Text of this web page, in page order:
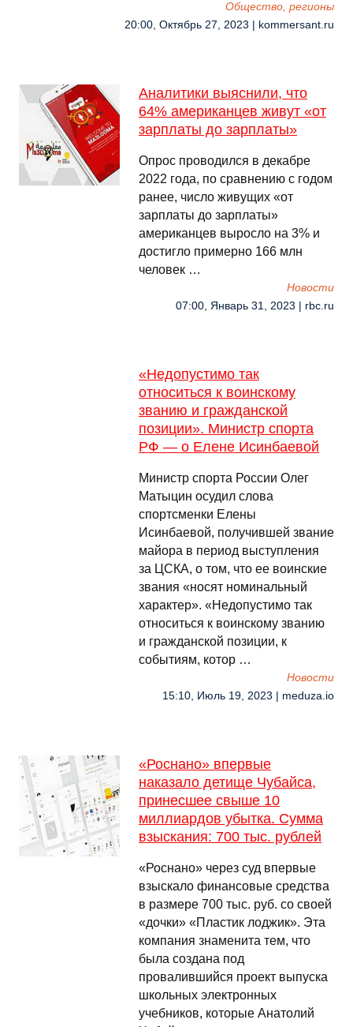
Общество, регионы
20:00, Октябрь 27, 2023 | kommersant.ru
Аналитики выяснили, что
64% американцев живут «от
зарплаты до зарплаты»
Опрос проводился в декабре
2022 года, по сравнению с годом
ранее, число живущих «от
зарплаты до зарплаты»
американцев выросло на 3% и
достигло примерно 166 млн
человек …
Новости
07:00, Январь 31, 2023 | rbc.ru
«Недопустимо так
относиться к воинскому
званию и гражданской
позиции». Министр спорта
РФ — о Елене Исинбаевой
Министр спорта России Олег
Матыцин осудил слова
спортсменки Елены
Исинбаевой, получившей звание
майора в период выступления
за ЦСКА, о том, что ее воинские
звания «носят номинальный
характер». «Недопустимо так
относиться к воинскому званию
и гражданской позиции, к
событиям, котор …
Новости
15:10, Июль 19, 2023 | meduza.io
«Роснано» впервые
наказало детище Чубайса,
принесшее свыше 10
миллиардов убытка. Сумма
взыскания: 700 тыс. рублей
«Роснано» через суд впервые
взыскало финансовые средства
в размере 700 тыс. руб. со своей
«дочки» «Пластик лоджик». Эта
компания знаменита тем, что
была создана под
провалившийся проект выпуска
школьных электронных
учебников, которые Анатолий